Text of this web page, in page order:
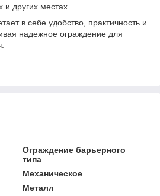
и других местах.
в себе удобство, практичность и
надежное ограждение для
Ограждение барьерного
типа
Механическое
Металл